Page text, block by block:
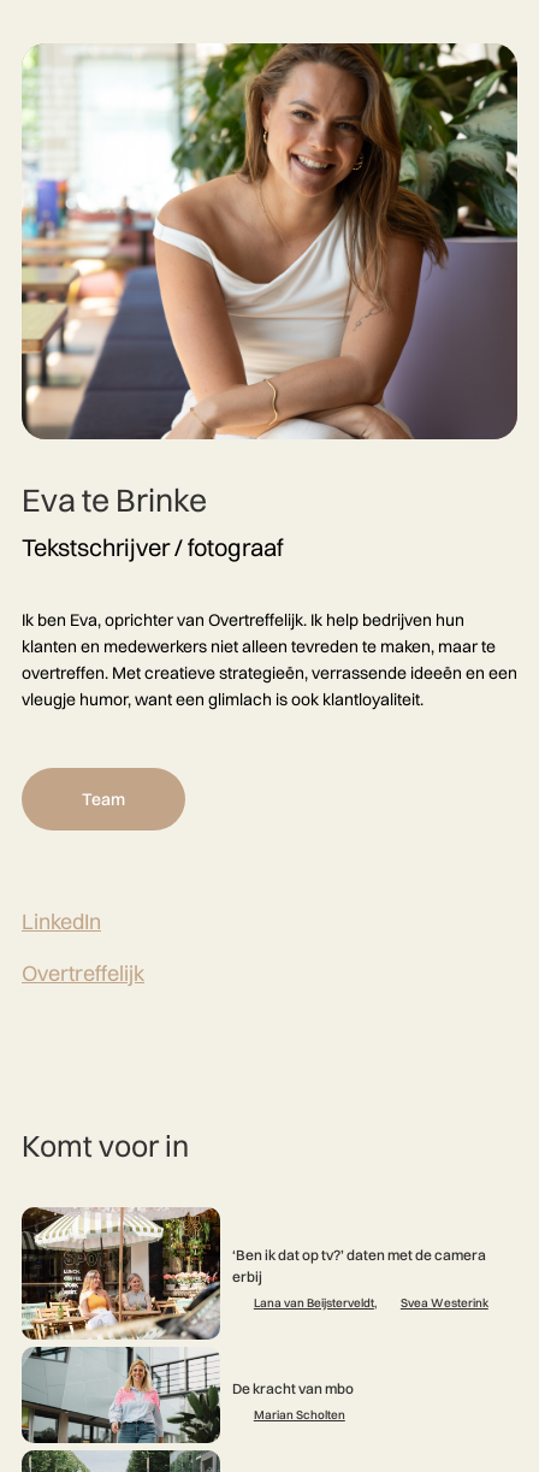
Eva te Brinke
Tekstschrijver / fotograaf
Ik ben Eva, oprichter van Overtreffelijk. Ik help bedrijven hun
klanten en medewerkers niet alleen tevreden te maken, maar te
overtreffen. Met creatieve strategieën, verrassende ideeën en een
vleugje humor, want een glimlach is ook klantloyaliteit.
Team
LinkedIn
Overtreffelijk
Komt voor in
‘Ben ik dat op tv?’ daten met de camera
erbij
Lana van Beijsterveldt, Svea Westerink
De kracht van mbo
Marian Scholten